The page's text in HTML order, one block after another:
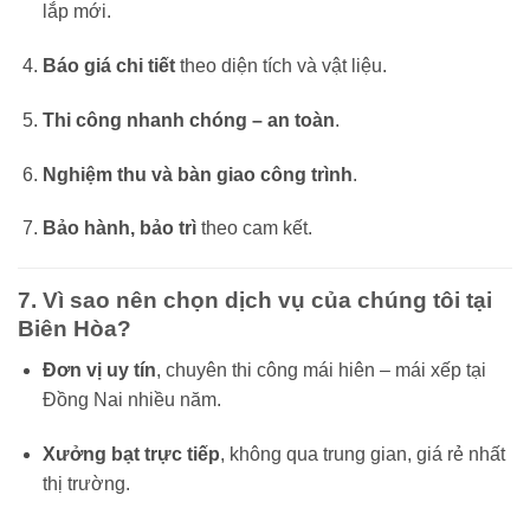
lắp mới.
Báo giá chi tiếttheo diện tích và vật liệu.
Thi công nhanh chóng – an toàn.
Nghiệm thu và bàn giao công trình.
Bảo hành, bảo trìtheo cam kết.
7. Vì sao nên chọn dịch vụ của chúng tôi tại
Biên Hòa?
Đơn vị uy tín, chuyên thi công mái hiên – mái xếp tại
Đồng Nai nhiều năm.
Xưởng bạt trực tiếp, không qua trung gian, giá rẻ nhất
thị trường.